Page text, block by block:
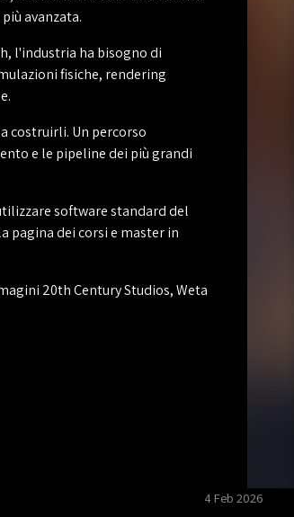
avanzata.
l'industria ha bisogno di
fisiche, rendering
costruirli. Un percorso
e le pipeline dei più grandi
software standard del
pagina dei corsi e master in
20th Century Studios, Weta
4 Feb 2026